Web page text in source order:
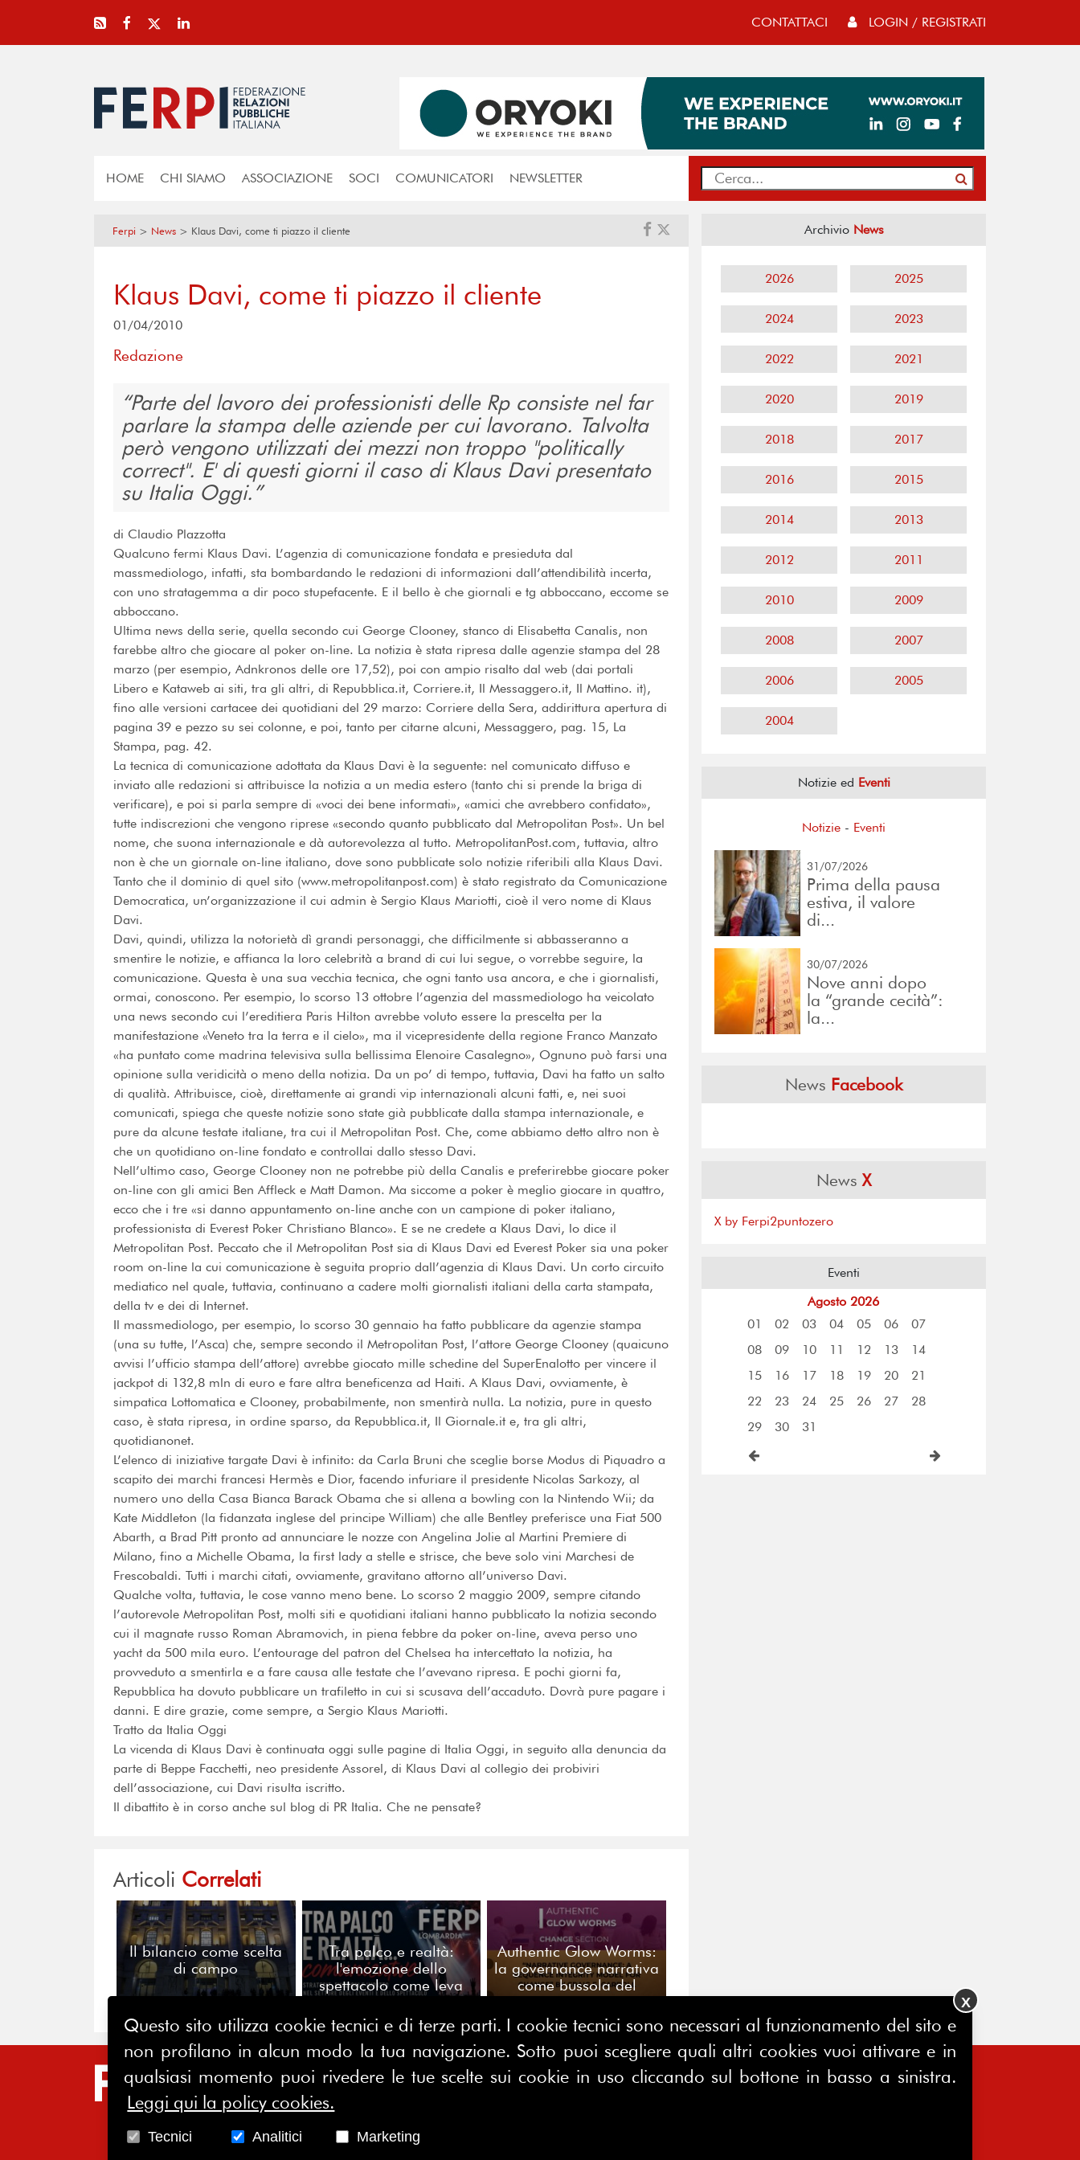
CONTATTACI LOGIN / REGISTRATI
HOME CHI SIAMO ASSOCIAZIONE SOCI COMUNICATORI NEWSLETTER
Ferpi > News > Klaus Davi, come ti piazzo il cliente
Klaus Davi, come ti piazzo il cliente
01/04/2010
Redazione
Parte del lavoro dei professionisti delle Rp consiste nel far
parlare la stampa delle aziende per cui lavorano. Talvolta
però vengono utilizzati dei mezzi non troppo "politically
correct". E' di questi giorni il caso di Klaus Davi presentato
su Italia Oggi.
di Claudio Plazzotta
Qualcuno fermi Klaus Davi. L’agenzia di comunicazione fondata e presieduta dal
massmediologo, infatti, sta bombardando le redazioni di informazioni dall’attendibilità incerta,
con uno stratagemma a dir poco stupefacente. E il bello è che giornali e tg abboccano, eccome se
abboccano.
Ultima news della serie, quella secondo cui George Clooney, stanco di Elisabetta Canalis, non
farebbe altro che giocare al poker on-line. La notizia è stata ripresa dalle agenzie stampa del 28
marzo (per esempio, Adnkronos delle ore 17,52), poi con ampio risalto dal web (dai portali
Libero e Kataweb ai siti, tra gli altri, di Repubblica.it, Corriere.it, Il Messaggero.it, Il Mattino. it),
fino alle versioni cartacee dei quotidiani del 29 marzo: Corriere della Sera, addirittura apertura di
pagina 39 e pezzo su sei colonne, e poi, tanto per citarne alcuni, Messaggero, pag. 15, La
Stampa, pag. 42.
La tecnica di comunicazione adottata da Klaus Davi è la seguente: nel comunicato diffuso e
inviato alle redazioni si attribuisce la notizia a un media estero (tanto chi si prende la briga di
verificare), e poi si parla sempre di «voci dei bene informati», «amici che avrebbero confidato»,
tutte indiscrezioni che vengono riprese «secondo quanto pubblicato dal Metropolitan Post». Un bel
nome, che suona internazionale e dà autorevolezza al tutto. MetropolitanPost.com, tuttavia, altro
non è che un giornale on-line italiano, dove sono pubblicate solo notizie riferibili alla Klaus Davi.
Tanto che il dominio di quel sito (www.metropolitanpost.com) è stato registrato da Comunicazione
Democratica, un’organizzazione il cui admin è Sergio Klaus Mariotti, cioè il vero nome di Klaus
Davi.
Davi, quindi, utilizza la notorietà dì grandi personaggi, che difficilmente si abbasseranno a
smentire le notizie, e affianca la loro celebrità a brand di cui lui segue, o vorrebbe seguire, la
comunicazione. Questa è una sua vecchia tecnica, che ogni tanto usa ancora, e che i giornalisti,
ormai, conoscono. Per esempio, lo scorso 13 ottobre l’agenzia del massmediologo ha veicolato
una news secondo cui l’ereditiera Paris Hilton avrebbe voluto essere la prescelta per la
manifestazione «Veneto tra la terra e il cielo», ma il vicepresidente della regione Franco Manzato
«ha puntato come madrina televisiva sulla bellissima Elenoire Casalegno», Ognuno può farsi una
opinione sulla veridicità o meno della notizia. Da un po’ di tempo, tuttavia, Davi ha fatto un salto
di qualità. Attribuisce, cioè, direttamente ai grandi vip internazionali alcuni fatti, e, nei suoi
comunicati, spiega che queste notizie sono state già pubblicate dalla stampa internazionale, e
pure da alcune testate italiane, tra cui il Metropolitan Post. Che, come abbiamo detto altro non è
che un quotidiano on-line fondato e controllai dallo stesso Davi.
Nell’ultimo caso, George Clooney non ne potrebbe più della Canalis e preferirebbe giocare poker
on-line con gli amici Ben Affleck e Matt Damon. Ma siccome a poker è meglio giocare in quattro,
ecco che i tre «si danno appuntamento on-line anche con un campione di poker italiano,
professionista di Everest Poker Christiano Blanco». E se ne credete a Klaus Davi, lo dice il
Metropolitan Post. Peccato che il Metropolitan Post sia di Klaus Davi ed Everest Poker sia una poker
room on-line la cui comunicazione è seguita proprio dall’agenzia di Klaus Davi. Un corto circuito
mediatico nel quale, tuttavia, continuano a cadere molti giornalisti italiani della carta stampata,
della tv e dei di Internet.
Il massmediologo, per esempio, lo scorso 30 gennaio ha fatto pubblicare da agenzie stampa
(una su tutte, l’Asca) che, sempre secondo il Metropolitan Post, l’attore George Clooney (quaicuno
avvisi l’ufficio stampa dell’attore) avrebbe giocato mille schedine del SuperEnalotto per vincere il
jackpot di 132,8 mln di euro e fare altra beneficenza ad Haiti. A Klaus Davi, ovviamente, è
simpatica Lottomatica e Clooney, probabilmente, non smentirà nulla. La notizia, pure in questo
caso, è stata ripresa, in ordine sparso, da Repubblica.it, Il Giornale.it e, tra gli altri,
quotidianonet.
L’elenco di iniziative targate Davi è infinito: da Carla Bruni che sceglie borse Modus di Piquadro a
scapito dei marchi francesi Hermès e Dior, facendo infuriare il presidente Nicolas Sarkozy, al
numero uno della Casa Bianca Barack Obama che si allena a bowling con la Nintendo Wii; da
Kate Middleton (la fidanzata inglese del principe William) che alle Bentley preferisce una Fiat 500
Abarth, a Brad Pitt pronto ad annunciare le nozze con Angelina Jolie al Martini Premiere di
Milano, fino a Michelle Obama, la first lady a stelle e strisce, che beve solo vini Marchesi de
Frescobaldi. Tutti i marchi citati, ovviamente, gravitano attorno all’universo Davi.
Qualche volta, tuttavia, le cose vanno meno bene. Lo scorso 2 maggio 2009, sempre citando
l’autorevole Metropolitan Post, molti siti e quotidiani italiani hanno pubblicato la notizia secondo
cui il magnate russo Roman Abramovich, in piena febbre da poker on-line, aveva perso uno
yacht da 500 mila euro. L’entourage del patron del Chelsea ha intercettato la notizia, ha
provveduto a smentirla e a fare causa alle testate che l’avevano ripresa. E pochi giorni fa,
Repubblica ha dovuto pubblicare un trafiletto in cui si scusava dell’accaduto. Dovrà pure pagare i
danni. E dire grazie, come sempre, a Sergio Klaus Mariotti.
Tratto da Italia Oggi
La vicenda di Klaus Davi è continuata oggi sulle pagine di Italia Oggi, in seguito alla denuncia da
parte di Beppe Facchetti, neo presidente Assorel, di Klaus Davi al collegio dei probiviri
dell’associazione, cui Davi risulta iscritto.
Il dibattito è in corso anche sul blog di PR Italia. Che ne pensate?
Articoli Correlati
Il bilancio come scelta
di campo
Tra palco e realtà:
l'emozione dello
spettacolo come leva
professionisti della
comunicazione
Authentic Glow Worms:
la governance narrativa
come bussola del
cambiamento
Archivio News
2026 2025
2024 2023
2022 2021
2020 2019
2018 2017
2016 2015
2014 2013
2012 2011
2010 2009
2008 2007
2006 2005
2004
Notizie ed Eventi
Notizie - Eventi
31/07/2026
Prima della pausa
estiva, il valore
di...
30/07/2026
Nove anni dopo
la “grande cecità”:
la...
News Facebook
NewsX
X by Ferpi2puntozero
Eventi
Agosto 2026
01
02 03 04 05 06
07
08
09 10 11 12 13
14
15
16 17 18 19 20
21
22
23 24 25 26 27
28
29
30 31
SITE MAP
CHI SIAMO
CONTATTACI
Questo sito utilizza cookie tecnici e di terze parti. I cookie tecnici sono necessari al funzionamento del sito e
non profilano in alcun modo la tua navigazione. Sotto puoi scegliere quali altri cookies vuoi attivare e in
qualsiasi momento puoi rivedere le tue scelte sui cookie in uso cliccando sul bottone in basso a sinistra.
Leggi qui la policy cookies.
Tecnici Analitici Marketing
X